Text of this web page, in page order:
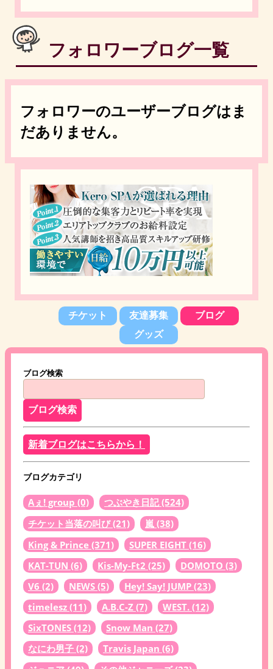
フォロワーブログ一覧
フォロワーのユーザーブログはま
だありません。
チケット 友達募集
ブログ
グッズ
ブログ検索
新着ブログはこちらから！
ブログカテゴリ
Aぇ! group (0) つぶやき日記(524)
チケット当落の叫び(21) 嵐 (38)
King & Prince (371) SUPER EIGHT (16)
KAT-TUN (6) Kis-My-Ft2 (25) DOMOTO (3)
V6 (2) NEWS (5) Hey! Say! JUMP (23)
timelesz (11) A.B.C-Z (7) WEST. (12)
SixTONES (12) Snow Man (27)
なにわ男子 (2) Travis Japan (6)